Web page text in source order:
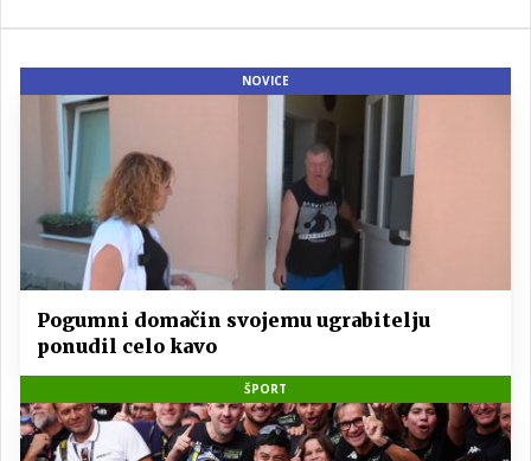
NOVICE
Pogumni domačin svojemu ugrabitelju
ponudil celo kavo
ŠPORT